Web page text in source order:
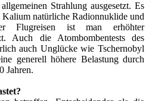
Strahlung ausgesetzt. Es
natürliche Radionnuklide und
Flugreisen ist man erhöhter
Auch die Atombombentests des
auch Unglücke wie Tschernobyl
generell höhere Belastung durch
Jahren.